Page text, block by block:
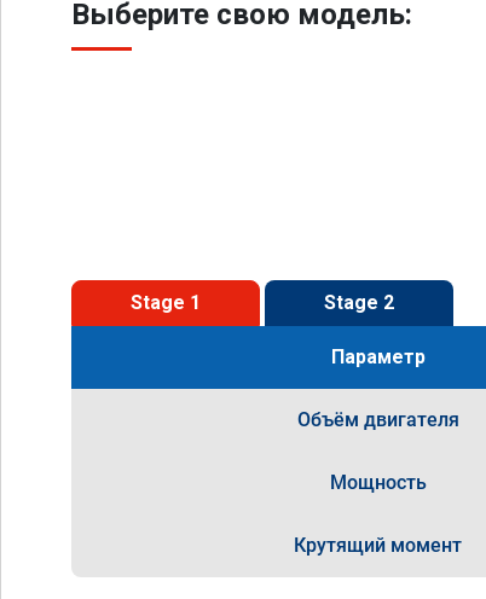
Выберите свою модель:
Stage 1 Stage 2
Параметр
Объём двигателя
Мощность
Крутящий момент